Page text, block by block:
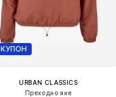
КУПОН
URBAN CLASSICS
Преходно яке